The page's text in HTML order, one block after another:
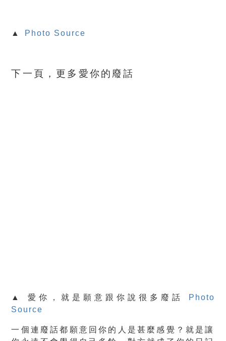
▲ Photo Source
下一頁，更多愛你的廢話
▲ 愛你，就是願意跟你說很多廢話
Photo
Source
一個連廢話都願意回你的人是甚麼感覺？就是讓